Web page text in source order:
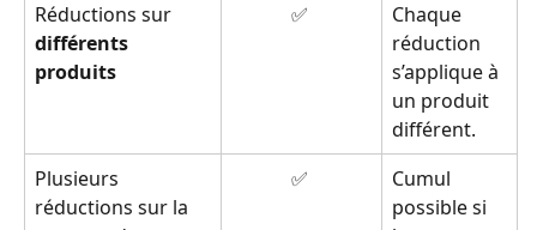
Réductions sur
différents
produits
✅
Chaque
réduction
s’applique à
un produit
différent.
Plusieurs
réductions sur la
✅
Cumul
possible si